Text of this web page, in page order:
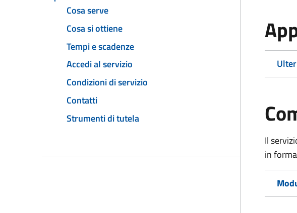
Cosa serve
Cosa si ottiene
Tempi e scadenze
Accedi al servizio
Condizioni di servizio
Contatti
Strumenti di tutela
Il
in